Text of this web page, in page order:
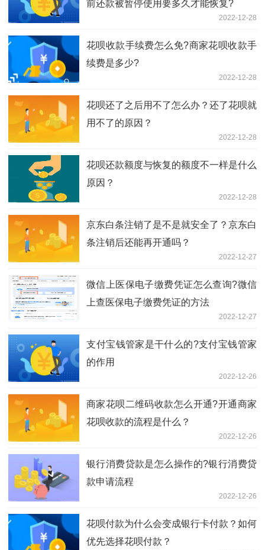
前还款被暂停使用要多久才能恢复?
2022-12-28
花呗收款手续费怎么免?商家花呗收款手
续费是多少?
2022-12-28
花呗还了之后用不了怎么办？还了花呗就
用不了的原因？
2022-12-28
花呗还款额度与恢复的额度不一样是什么
原因？
2022-12-28
京东白条注销了是不是就安全了？京东白
条注销后还能再开通吗？
2022-12-27
微信上医保电子缴费凭证怎么查询?微信
上查医保电子缴费凭证的方法
2022-12-27
​支付宝钱管家是干什么的?​支付宝钱管家
的作用
2022-12-26
商家花呗二维码收款怎么开通?开通商家
花呗收款的流程是什么？
2022-12-26
银行消费贷款是怎么操作的?银行消费贷
款申请流程
2022-12-26
花呗付款为什么会变成银行卡付款？如何
优先选择花呗付款？